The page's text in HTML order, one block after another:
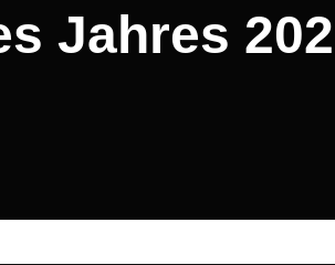
Jahres